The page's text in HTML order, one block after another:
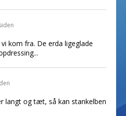
kom fra. De erda ligeglade
langt og tæt, så kan stankelben